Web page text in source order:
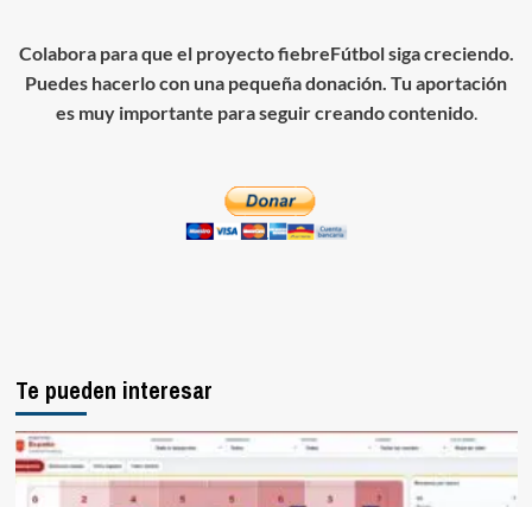
Colabora para que el proyecto fiebreFútbol siga creciendo.
Puedes hacerlo con una pequeña donación. Tu aportación
es muy importante para seguir creando contenido.
Te pueden interesar